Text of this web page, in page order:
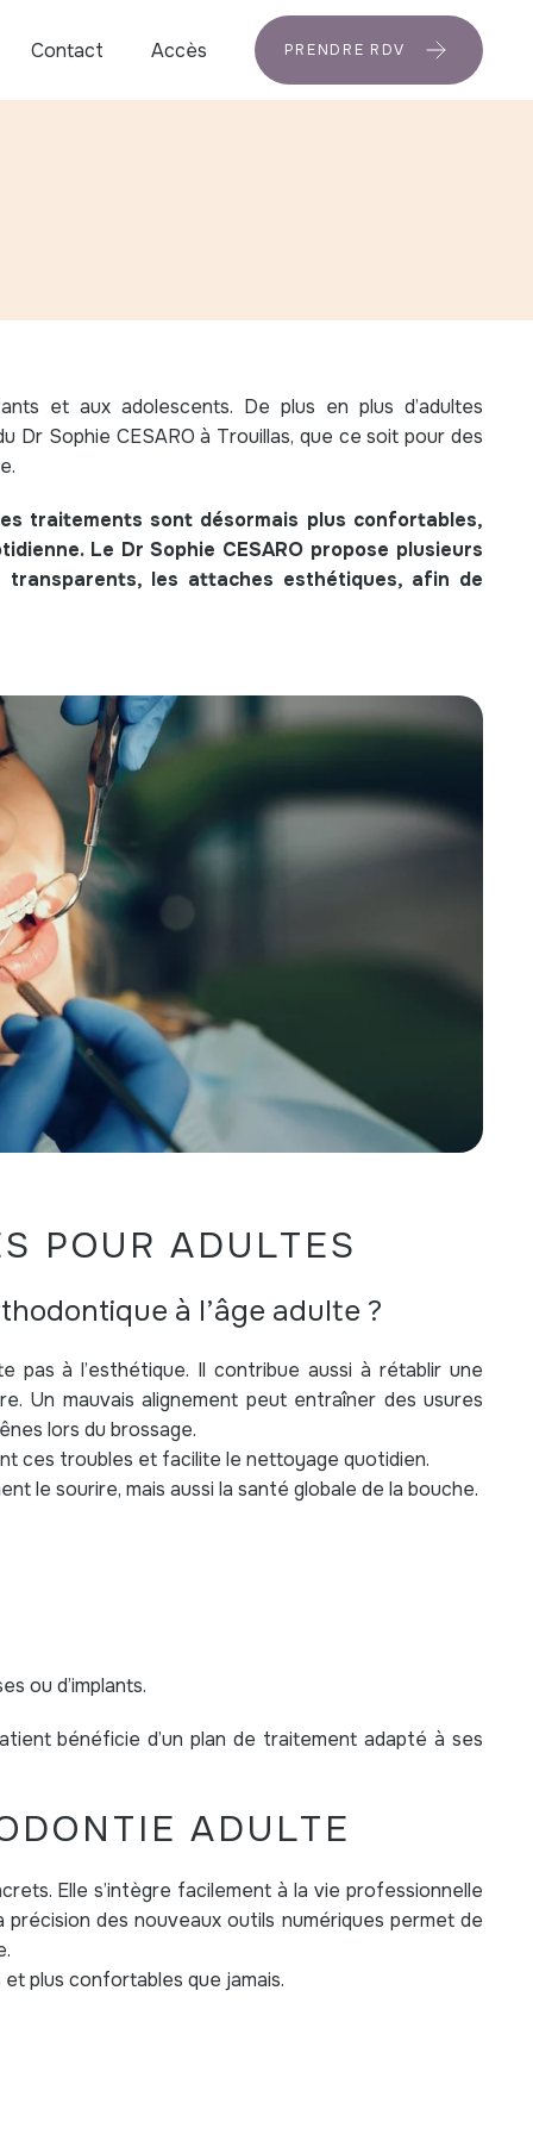
Contact Accès PRENDRE RDV
et aux adolescents. De plus en plus d’adultes
Dr Sophie CESARO à Trouillas, que ce soit pour des
traitements sont désormais plus confortables,
Le Dr Sophie CESARO propose plusieurs
les attaches esthétiques, afin de
POUR ADULTES
à l’âge adulte ?
pas à l’esthétique. Il contribue aussi à rétablir une
Un mauvais alignement peut entraîner des usures
lors du brossage.
ces troubles et facilite le nettoyage quotidien.
le sourire, mais aussi la santé globale de la bouche.
ou d’implants.
bénéficie d’un plan de traitement adapté à ses
ADULTE
Elle s’intègre facilement à la vie professionnelle
des nouveaux outils numériques permet de
plus confortables que jamais.